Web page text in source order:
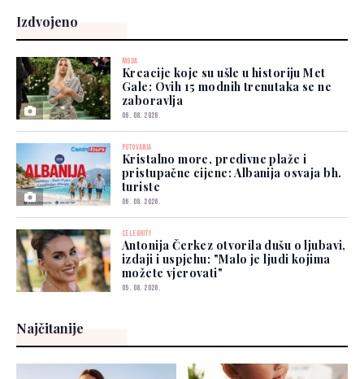
Izdvojeno
MODA
Kreacije koje su ušle u historiju Met
Gale: Ovih 15 modnih trenutaka se ne
zaboravlja
06. 08. 2026.
PUTOVANJA
Kristalno more, predivne plaže i
pristupačne cijene: Albanija osvaja bh.
turiste
06. 08. 2026.
CELEBRITY
Antonija Čerkez otvorila dušu o ljubavi,
izdaji i uspjehu: "Malo je ljudi kojima
možete vjerovati"
05. 08. 2026.
Najčitanije